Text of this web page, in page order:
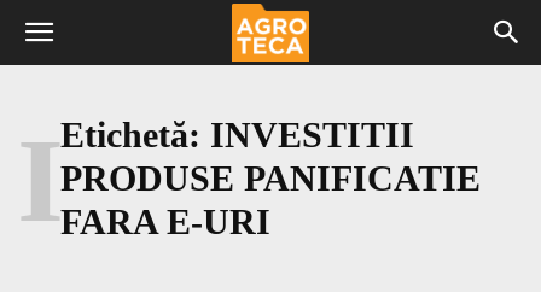
Etichetă: INVESTITII
PRODUSE PANIFICATIE
FARA E-URI
I